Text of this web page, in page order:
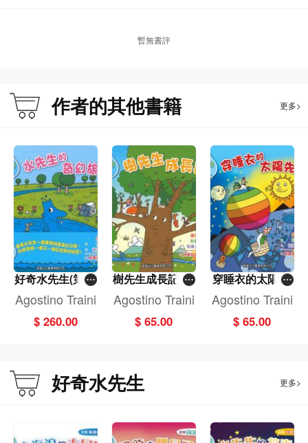
暫無書評
作者的其他書籍 更多>
好奇水先生(第一
輯套裝)
Agostino Traini
$ 260.00
樹先生成長記[好
奇水先生]
Agostino Traini
$ 65.00
穿睡衣的太陽先
生[好奇水先生]
Agostino Traini
$ 65.00
好奇水先生 更多>